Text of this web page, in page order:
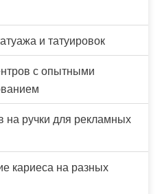
и татуировок
с опытными
на ручки для рекламных
кариеса на разных